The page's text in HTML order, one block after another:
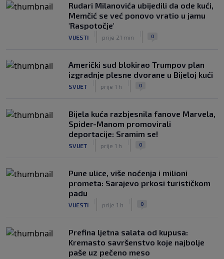
Rudari Milanovića ubijedili da ode kući,
Memčić se već ponovo vratio u jamu
'Raspotočje'
VIJESTI prije 21 min 0
Američki sud blokirao Trumpov plan
izgradnje plesne dvorane u Bijeloj kući
SVIJET prije 1 h 0
Bijela kuća razbjesnila fanove Marvela,
Spider-Manom promovirali
deportacije: Sramim se!
SVIJET prije 1 h 0
Pune ulice, više noćenja i milioni
prometa: Sarajevo prkosi turističkom
padu
VIJESTI prije 1 h 0
Prefina ljetna salata od kupusa:
Kremasto savršenstvo koje najbolje
paše uz pečeno meso